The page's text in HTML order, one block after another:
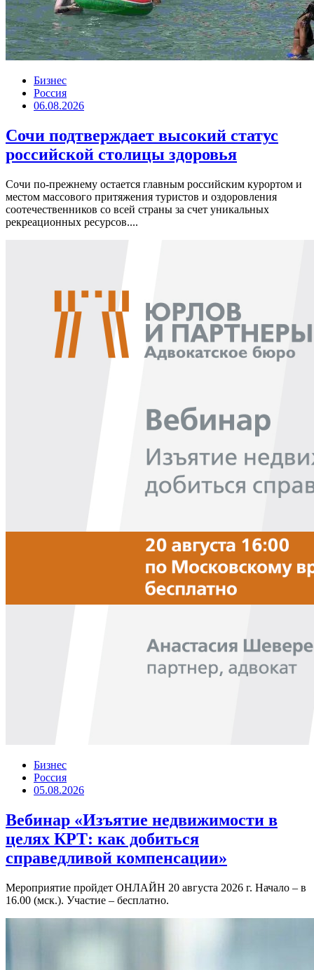
Бизнес
Россия
06.08.2026
Сочи подтверждает высокий статус
российской столицы здоровья
Сочи по-прежнему остается главным российским курортом и
местом массового притяжения туристов и оздоровления
соотечественников со всей страны за счет уникальных
рекреационных ресурсов....
Бизнес
Россия
05.08.2026
Вебинар «Изъятие недвижимости в
целях КРТ: как добиться
справедливой компенсации»
Мероприятие пройдет ОНЛАЙН 20 августа 2026 г. Начало – в
16.00 (мск.). Участие – бесплатно.